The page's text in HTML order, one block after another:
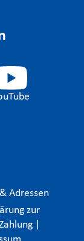
Adressen
zur